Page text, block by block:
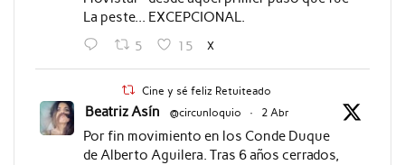
La peste... EXCEPCIONAL.
5 15 X
Cine y sé feliz Retuiteado
Beatriz Asín @circunloquio · 2 Abr
Por fin movimiento en los Conde Duque
de Alberto Aguilera. Tras 6 años cerrados,